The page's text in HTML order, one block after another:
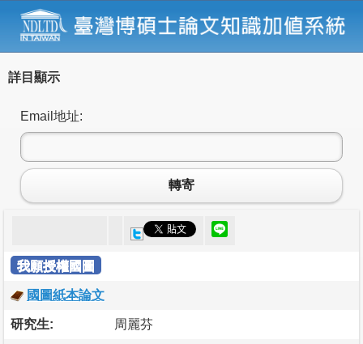
詳目顯示
Email地址:
轉寄
我願授權國圖
國圖紙本論文
研究生: 周麗芬